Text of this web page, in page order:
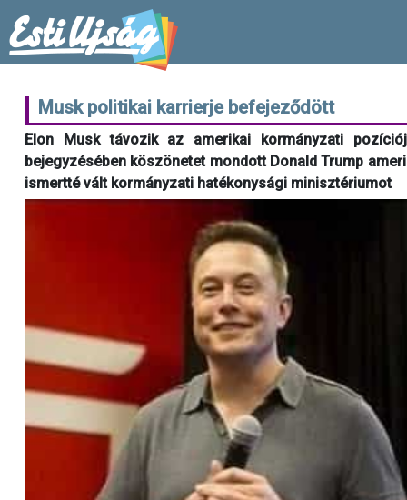
Musk politikai karrierje befejeződött
Elon Musk távozik az amerikai kormányzati
bejegyzésében köszönetet mondott Donald Trump
ismertté vált kormányzati hatékonysági minisztériumot